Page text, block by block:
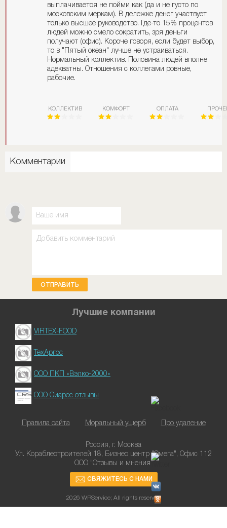
выплачивается не пойми как (да и не густо по
московским меркам). В дележке денег участвует
только высшее руководство. Где-то 15% процентов
людей можно смело сократить, зря деньги
получают (офис). Короче говоря, если будет выбор,
то в "Пятый океан" лучше не устраиваться.
Нормальный коллектив. Половина людей вполне
адекватны. Отношения с коллегами ровные,
рабочие.
КОЛЛЕКТИВ КОМФОРТ ОПЛАТА
Комментарии
ОТПРАВИТЬ
Лучшие компании
VIRTEX-FOOD
ТехАргос
ООО ПКП «Вэлко-2000»
ООО Сиарес отзывы
Правила сайта Моральный ущерб Про удаление
Россия, г. Москва
Ул. Кораблестроителей 18, Бизнес центр "Омега", Офис 112
ООО "Отзывы и мнения"
СВЯЖИТЕСЬ С НАМИ
2026 WRService; All rights reserved